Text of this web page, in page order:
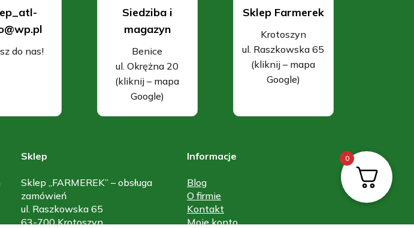
do nas!
Siedziba i
magazyn
Benice
ul. Okrężna 20
(kliknij – mapa
Google)
Sklep Farmerek
Krotoszyn
ul. Raszkowska 65
(kliknij – mapa
Google)
Sklep
Sklep „FARMEREK” – obsługa
zamówień
ul. Raszkowska 65
63-700 Krotoszyn
Informacje
Blog
O firmie
Kontakt
Moje konto
0